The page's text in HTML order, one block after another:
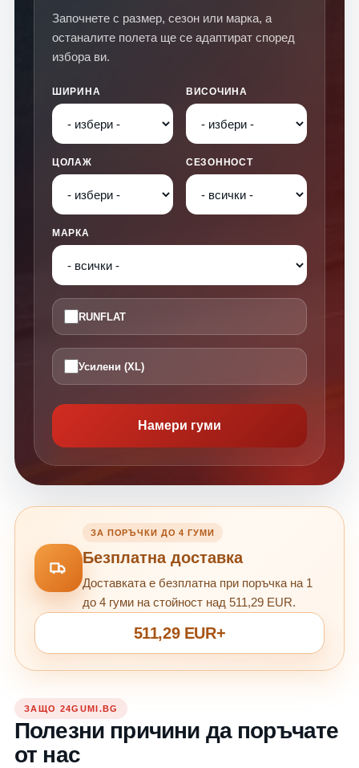
Започнете с размер, сезон или марка, а
останалите полета ще се адаптират според
избора ви.
ШИРИНА ВИСОЧИНА
ЦОЛАЖ СЕЗОННОСТ
МАРКА
RUNFLAT
Усилени (XL)
Намери гуми
ЗА ПОРЪЧКИ ДО 4 ГУМИ
Безплатна доставка
Доставката е безплатна при поръчка на 1
до 4 гуми на стойност над 511,29 EUR.
511,29 EUR+
ЗАЩО 24GUMI.BG
Полезни причини да поръчате
от нас